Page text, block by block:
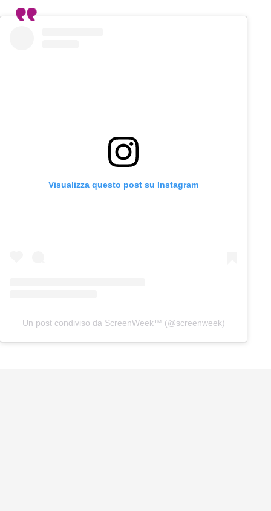
Visualizza questo post su Instagram
Un post condiviso da ScreenWeek™ (@screenweek)